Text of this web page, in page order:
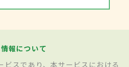
痛、のどの痛み、下痢
度の体重減少、
、出血、多臓器不全な
報について
ビスであり、本サービスにおける